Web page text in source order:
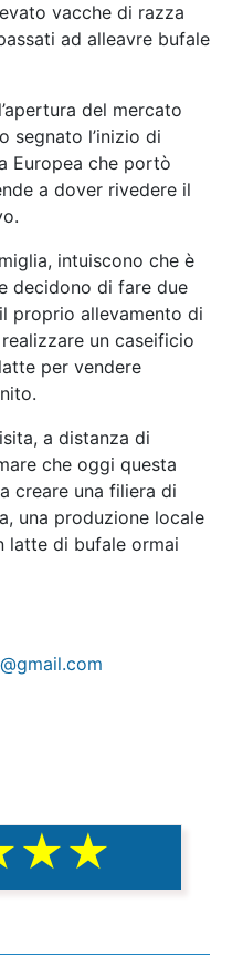
vacche di razza
ad alleavre bufale
del mercato
segnato l’inizio di
Europea che portò
a dover rivedere il
intuiscono che è
decidono di fare due
proprio allevamento di
un caseificio
per vendere
a distanza di
che oggi questa
creare una filiera di
una produzione locale
latte di bufale ormai